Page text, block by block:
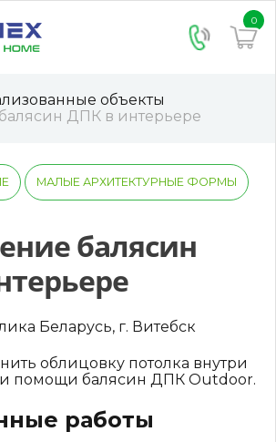
0
объекты
ДПК в интерьере
МАЛЫЕ АРХИТЕКТУРНЫЕ ФОРМЫ
балясин
Беларусь, г. Витебск
облицовку потолка внутри
помощи балясин ДПК Outdoor.
работы